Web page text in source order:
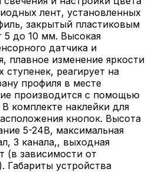
лент, установленных
закрытый пластиковым
5 до 10 мм. Высокая
датчика и
плавное изменение яркости
ступенек, реагирует на
профиля в месте
производится с помощью
комплекте наклейки для
кнопок. Высота
5-24В, максимальная
3 канала,, выходная
(в зависимости от
Габариты устройства